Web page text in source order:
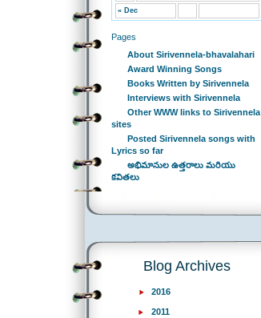
« Dec
Pages
About Sirivennela-bhavalahari
Award Winning Songs
Books Written by Sirivennela
Interviews with Sirivennela
Other WWW links to Sirivennela
sites
Posted Sirivennela songs with
Lyrics so far
అభిమానుల ఉత్తరాలు మరియు
కవితలు
Blog Archives
2016
2011